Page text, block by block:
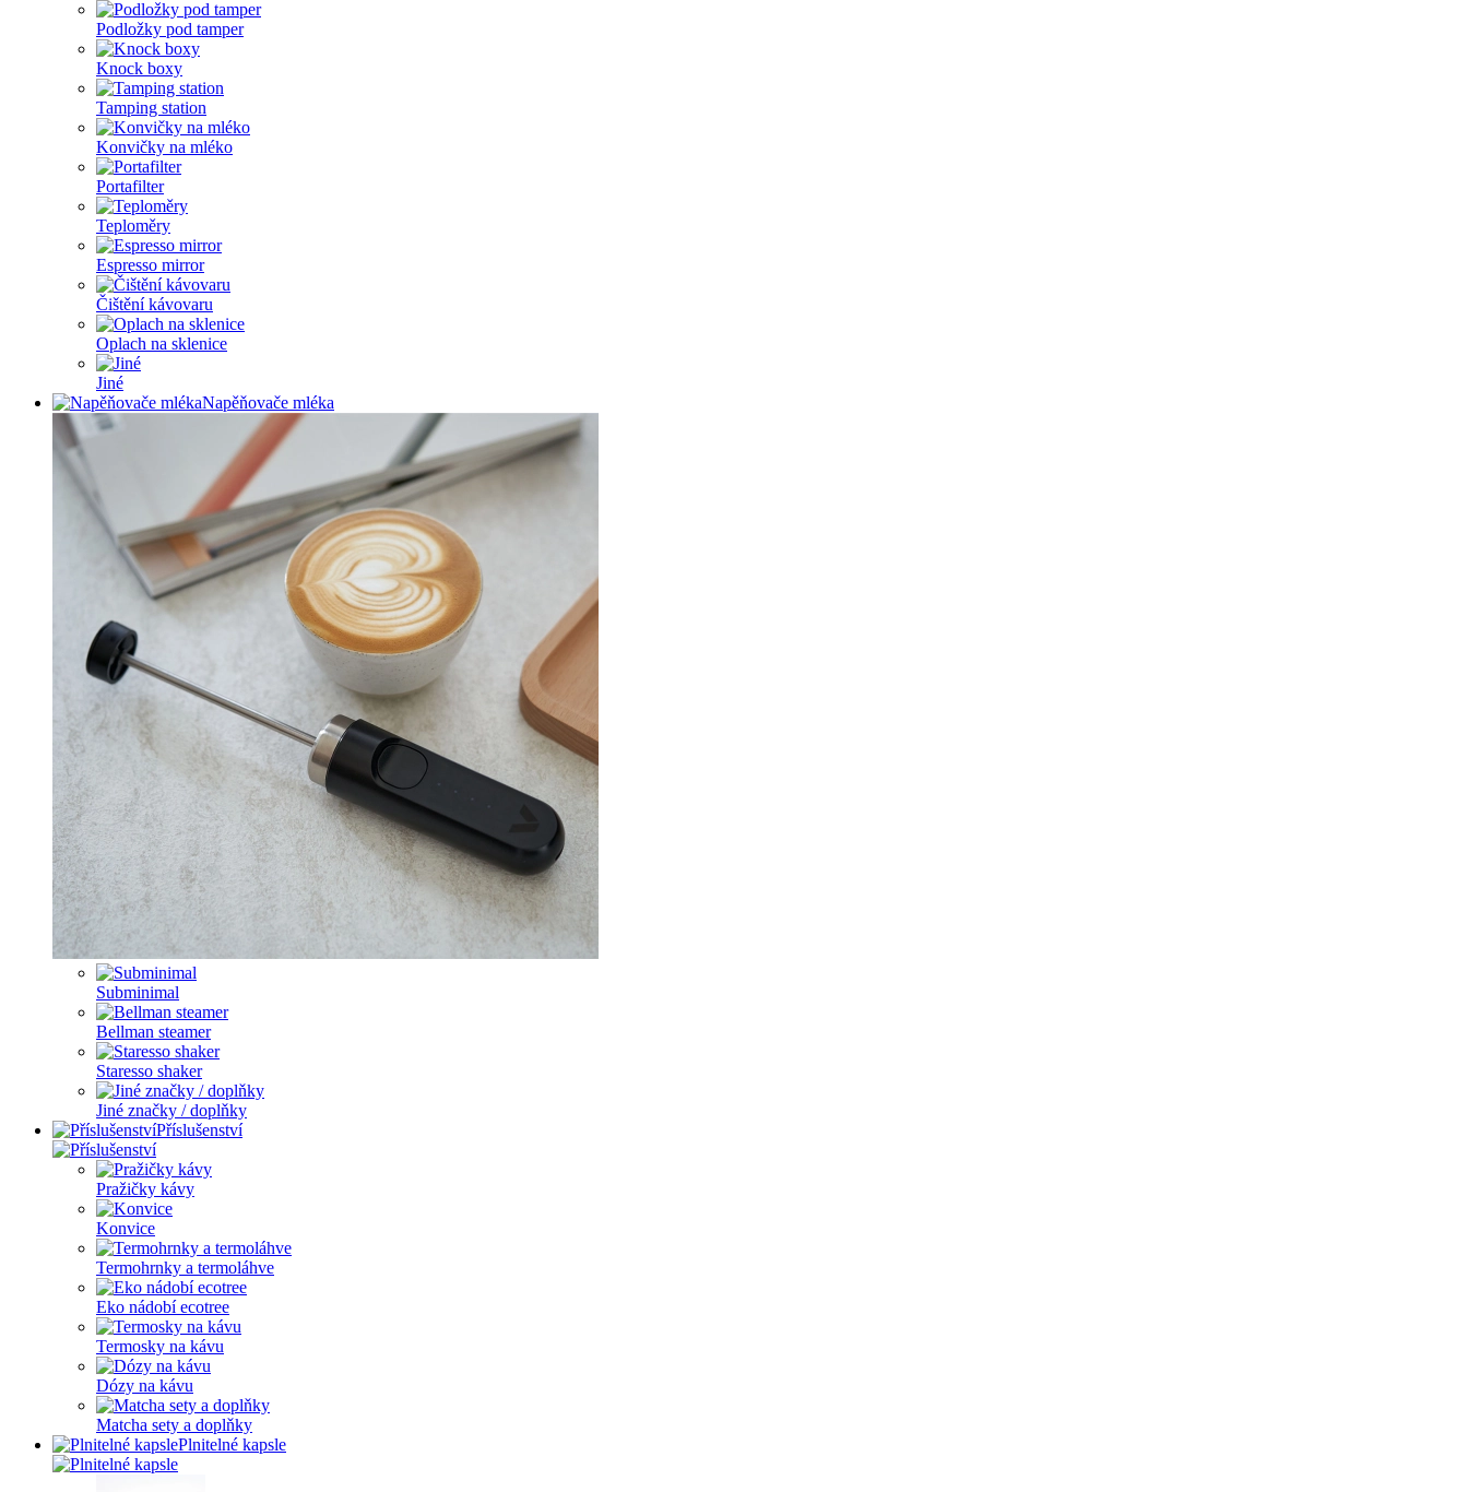
Podložky pod tamper
Knock boxy
Tamping station
Konvičky na mléko
Portafilter
Teploměry
Espresso mirror
Čištění kávovaru
Oplach na sklenice
Jiné
Napěňovače mléka
Subminimal
Bellman steamer
Staresso shaker
Jiné značky / doplňky
Příslušenství
Pražičky kávy
Konvice
Termohrnky a termoláhve
Eko nádobí ecotree
Termosky na kávu
Dózy na kávu
Matcha sety a doplňky
Plnitelné kapsle